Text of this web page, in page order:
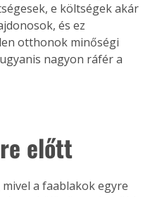
e költségek akár
és ez
otthonok minőségi
nagyon ráfér a
előtt
a faablakok egyre